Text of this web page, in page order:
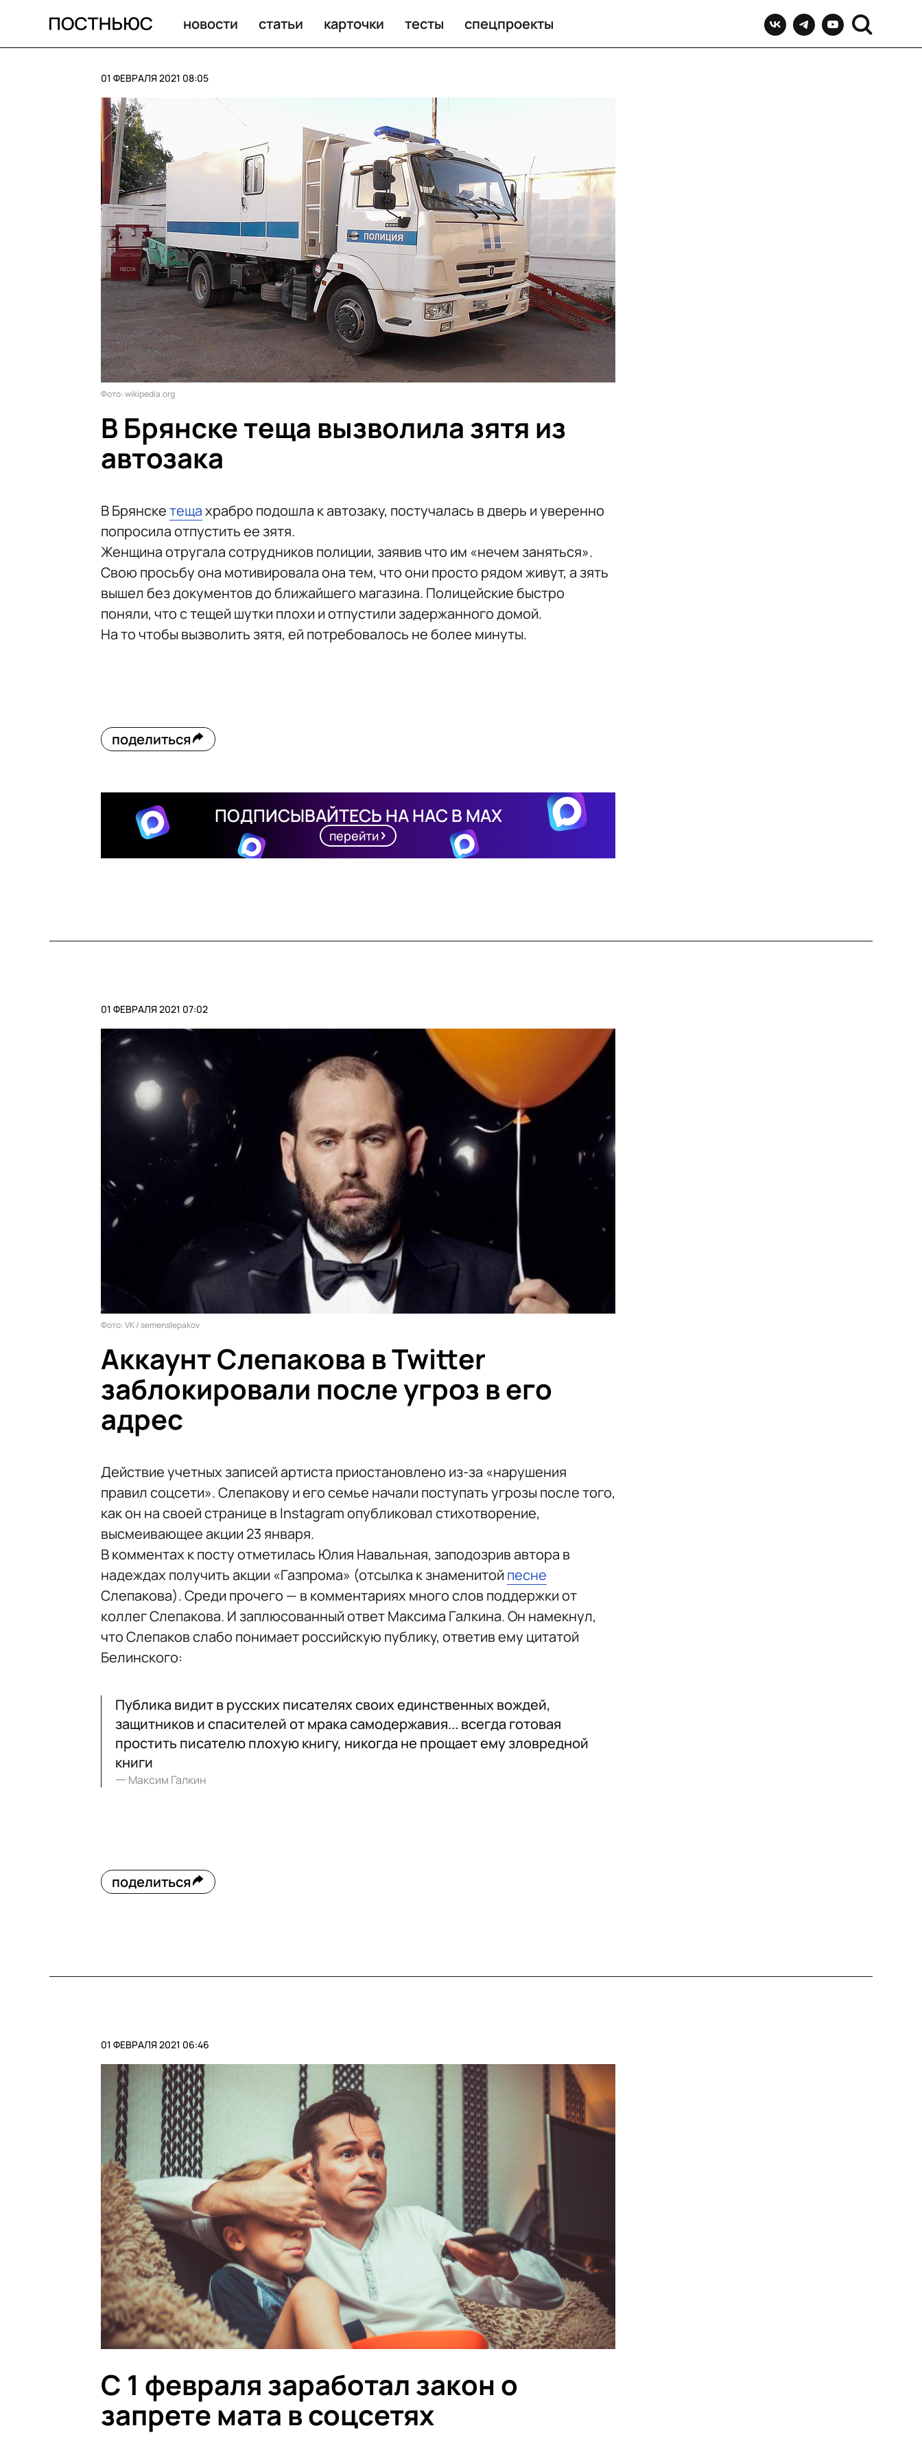
новости статьи карточки тесты спецпроекты
01 ФЕВРАЛЯ 2021 08:05
Фото: wikipedia.org
В Брянске теща вызволила зятя из
автозака
В Брянскетещахрабро подошла к автозаку, постучалась в дверь и уверенно
попросила отпустить ее зятя.
Женщина отругала сотрудников полиции, заявив что им «нечем заняться».
Свою просьбу она мотивировала она тем, что они просто рядом живут, а зять
вышел без документов до ближайшего магазина. Полицейские быстро
поняли, что с тещей шутки плохи и отпустили задержанного домой.
На то чтобы вызволить зятя, ей потребовалось не более минуты.
поделиться
ПОДПИСЫВАЙТЕСЬ НА НАС В MAX
перейти
01 ФЕВРАЛЯ 2021 07:02
Фото: VK / semenslepakov
Аккаунт Слепакова в Twitter
заблокировали после угроз в его
адрес
Действие учетных записей артиста приостановлено из-за «нарушения
правил соцсети». Слепакову и его семье начали поступать угрозы после того,
как он на своей странице в Instagram опубликовал стихотворение,
высмеивающее акции 23 января.
В комментах к посту отметилась Юлия Навальная, заподозрив автора в
надеждах получить акции «Газпрома» (отсылка к знаменитой песне
Слепакова). Среди прочего — в комментариях много слов поддержки от
коллег Слепакова. И заплюсованный ответ Максима Галкина. Он намекнул,
что Слепаков слабо понимает российскую публику, ответив ему цитатой
Белинского:
Публика видит в русских писателях своих единственных вождей,
защитников и спасителей от мрака самодержавия... всегда готовая
простить писателю плохую книгу, никогда не прощает ему зловредной
книги
一 Максим Галкин
поделиться
01 ФЕВРАЛЯ 2021 06:46
С 1 февраля заработал закон о
запрете мата в соцсетях